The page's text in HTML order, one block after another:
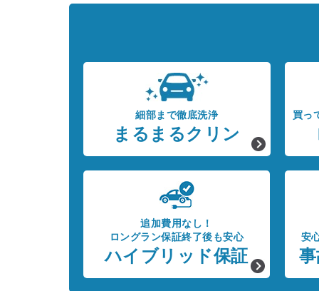
細部まで徹底洗浄
まるまるクリン
買っ
追加費用なし！
ロングラン保証終了後も安心
ハイブリッド保証
安